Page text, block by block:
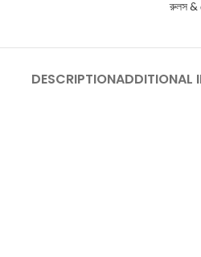
রুলস &
DESCRIPTIONADDITIONAL